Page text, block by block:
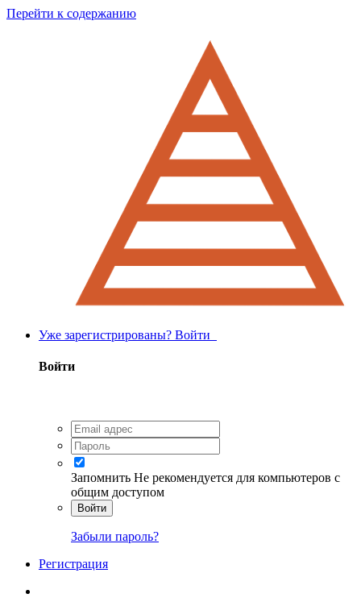
Перейти к содержанию
Уже зарегистрированы? Войти
Войти
Запомнить Не рекомендуется для компьютеров с
общим доступом
Войти
Забыли пароль?
Регистрация